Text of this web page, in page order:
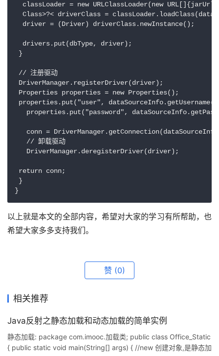
classLoader = new URLClassLoader(new
Class>?< driverClass =
  driver = (Driver) driverClass.newInstance();
  drivers.put(dbType, driver);
}
// 注册驱动
DriverManager.registerDriver(driver);
Properties properties = new Properties();
properties.put("user",
properties.put("password",
conn =
   // 卸载驱动
   DriverManager.deregisterDriver(driver);
return conn;
}
以上就是本文的全部内容，希望对大家的学习有所帮助，也
希望大家多多支持我们。
赞 (0)
相关推荐
Java反射之静态加载和动态加载的简单实例
静态加载: package com.imooc.加载类; public class Office_Static
{ public static void main(String[] args) { //new 创建对象,是静态加